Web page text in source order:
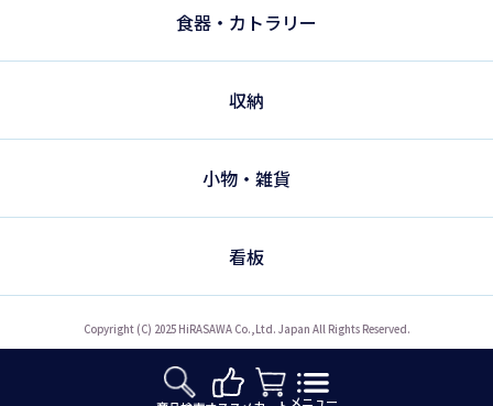
食器・カトラリー
収納
小物・雑貨
看板
Copyright (C) 2025 HiRASAWA Co.,Ltd. Japan All Rights Reserved.
メニュー